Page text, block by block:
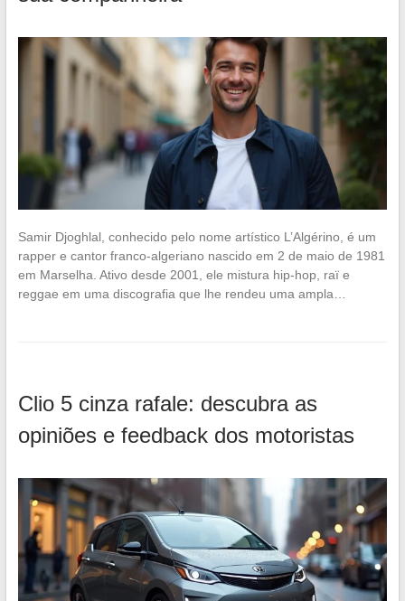
Samir Djoghlal, conhecido pelo nome artístico L’Algérino, é um
rapper e cantor franco-algeriano nascido em 2 de maio de 1981
em Marselha. Ativo desde 2001, ele mistura hip-hop, raï e
reggae em uma discografia que lhe rendeu uma ampla…
Clio 5 cinza rafale: descubra as
opiniões e feedback dos motoristas